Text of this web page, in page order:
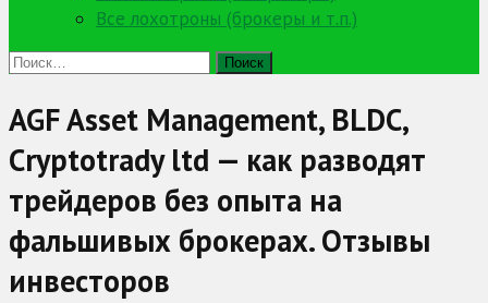
Все лохотроны (брокеры и т.п.)
Найти:
AGF Asset Management, BLDC,
Cryptotrady ltd — как разводят
трейдеров без опыта на
фальшивых брокерах. Отзывы
инвесторов